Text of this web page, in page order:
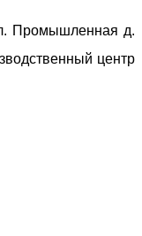
Промышленная д.
центр